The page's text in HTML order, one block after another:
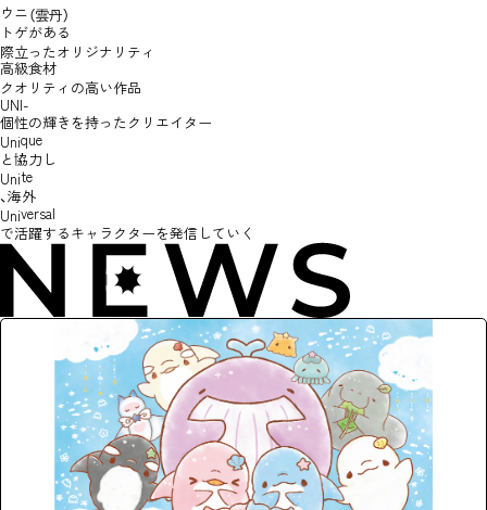
TOP
ABOUT
NEWS
ウニ（雲丹）
トゲがある
際立ったオリジナリティ​
高級食材
クオリティの高い作品
UNI-
個性の輝きを持ったクリエイター
Unique
と協力し
Unite
、海外
Universal
で活躍するキャラクターを発信していく